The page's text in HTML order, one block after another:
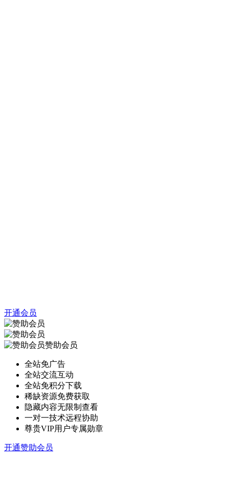
开通会员
赞助会员
全站免广告
全站交流互动
全站免积分下载
稀缺资源免费获取
隐藏内容无限制查看
一对一技术远程协助
尊贵VIP用户专属勋章
开通赞助会员